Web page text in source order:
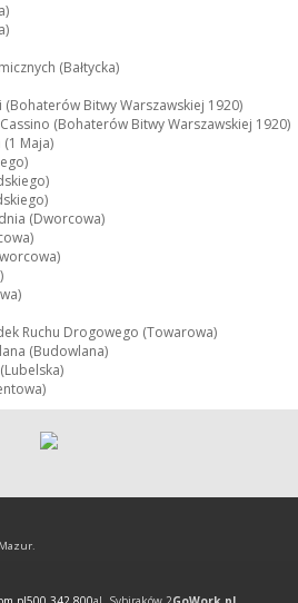
(Bałtycka)
Bitwy Warszawskiej 1920)
(Bohaterów Bitwy Warszawskiej 1920)
(1 Maja)
(Dworcowa)
Ruchu Drogowego (Towarowa)
(Budowlana)